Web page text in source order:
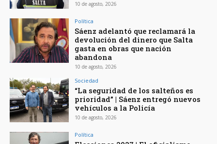
10 de agosto, 2026
Política
Sáenz adelantó que reclamará la
devolución del dinero que Salta
gasta en obras que nación
abandona
10 de agosto, 2026
Sociedad
“La seguridad de los salteños es
prioridad” | Sáenz entregó nuevos
vehículos a la Policía
10 de agosto, 2026
Política